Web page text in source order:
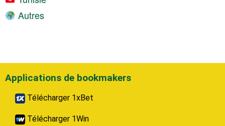
Autres
Applications de bookmakers
Télécharger 1xBet
Télécharger 1Win